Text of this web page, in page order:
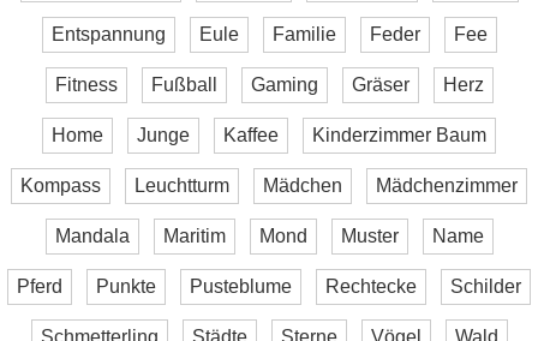
Entspannung Eule Familie Feder Fee
Fitness Fußball Gaming Gräser Herz
Home Junge Kaffee Kinderzimmer Baum
Kompass Leuchtturm Mädchen Mädchenzimmer
Mandala Maritim Mond Muster Name
Pferd Punkte Pusteblume Rechtecke Schilder